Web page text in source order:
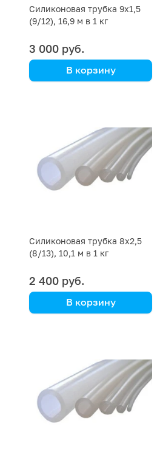
Силиконовая трубка 9х1,5
(9/12), 16,9 м в 1 кг
3 000 руб.
В корзину
Силиконовая трубка 8х2,5
(8/13), 10,1 м в 1 кг
2 400 руб.
В корзину